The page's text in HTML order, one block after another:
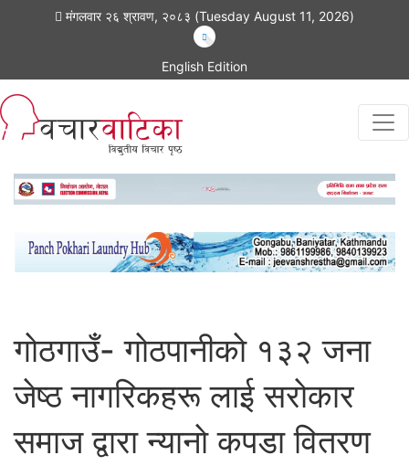
मंगलवार २६ श्रावण, २०८३ (Tuesday August 11, 2026)
English Edition
गाेठगाउँ- गाेठपानीकाे १३२ जना
जेष्ठ नागरिकहरू लाई सराेकार
समाज द्वारा न्यानाे कपडा वितरण